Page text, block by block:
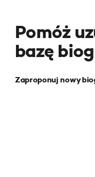
Pomóż
bazę
Zaproponuj nowy